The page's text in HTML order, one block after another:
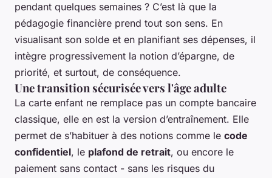
pendant quelques semaines ? C’est là que la
pédagogie financière prend tout son sens. En
visualisant son solde et en planifiant ses dépenses, il
intègre progressivement la notion d’épargne, de
priorité, et surtout, de conséquence.
Une transition sécurisée vers l'âge adulte
La carte enfant ne remplace pas un compte bancaire
classique, elle en est la version d’entraînement. Elle
permet de s’habituer à des notions comme le code
confidentiel, le plafond de retrait, ou encore le
paiement sans contact - sans les risques du